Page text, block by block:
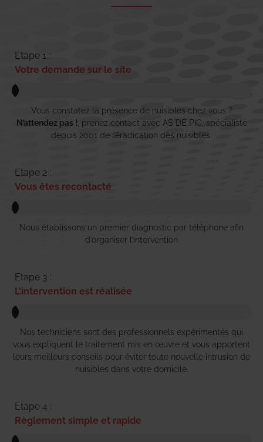
Etape 1 :
Votre demande sur le site
Vous constatez la présence de nuisibles chez vous ?
N’attendez pas ! , prenez contact avec AS DE PIC, spécialiste
depuis 2001 de l’éradication des nuisibles.
Etape 2 :
Vous êtes recontacté
Nous établissons un premier diagnostic par téléphone afin
d’organiser l’intervention
Etape 3 :
L'intervention est réalisée
Nos techniciens sont des professionnels expérimentés qui
vous expliquent le traitement mis en œuvre et vous apportent
leurs meilleurs conseils pour éviter toute nouvelle intrusion de
nuisibles dans votre domicile.
Etape 4 :
Règlement simple et rapide